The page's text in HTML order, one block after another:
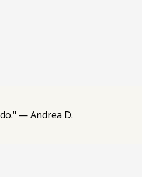
— Andrea D.